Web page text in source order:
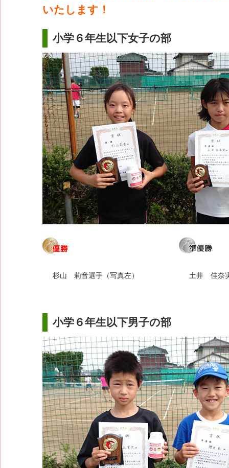
いたします！
小学６年生以下女子の部
杉山 莉音選手（写真左） 土井 佳奈
小学６年生以下男子の部